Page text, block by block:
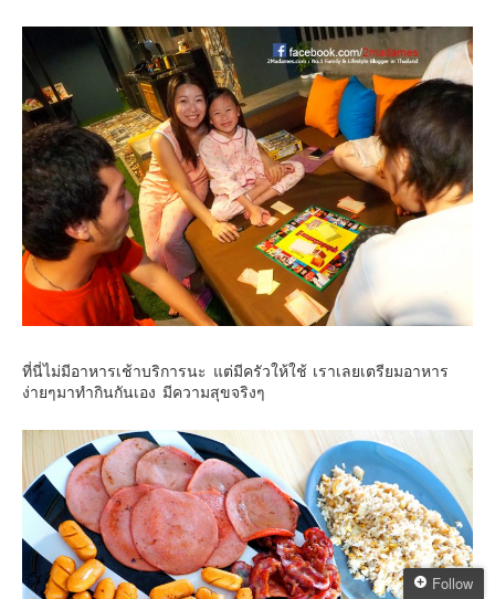
ที่นี่ไม่มีอาหารเช้าบริการนะ แต่มีครัวให้ใช้ เราเลยเตรียมอาหาร
ง่ายๆมาทำกินกันเอง มีความสุขจริงๆ
Follow